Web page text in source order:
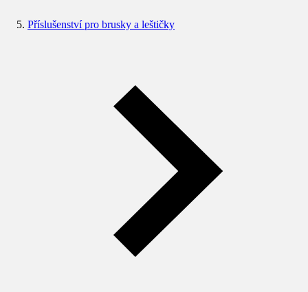
Příslušenství pro brusky a leštičky